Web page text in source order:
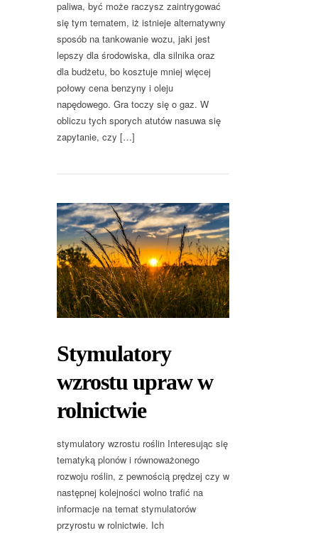
paliwa, być może raczysz zaintrygować
się tym tematem, iż istnieje alternatywny
sposób na tankowanie wozu, jaki jest
lepszy dla środowiska, dla silnika oraz
dla budżetu, bo kosztuje mniej więcej
połowy cena benzyny i oleju
napędowego. Gra toczy się o gaz. W
obliczu tych sporych atutów nasuwa się
zapytanie, czy […]
Stymulatory
wzrostu upraw w
rolnictwie
stymulatory wzrostu roślin Interesując się
tematyką plonów i równoważonego
rozwoju roślin, z pewnością prędzej czy w
następnej kolejności wolno trafić na
informacje na temat stymulatorów
przyrostu w rolnictwie. Ich